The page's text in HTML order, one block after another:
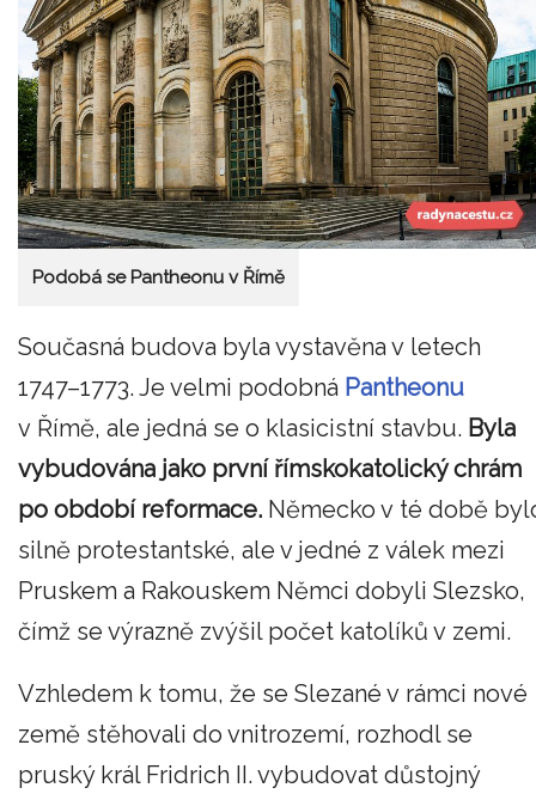
Podobá se Pantheonu v Římě
Současná budova byla vystavěna v letech
1747–1773. Je velmi podobná Pantheonu
v Římě, ale jedná se o klasicistní stavbu. Byla
vybudována jako první římskokatolický chrám
po období reformace. Německo v té době
silně protestantské, ale v jedné z válek mezi
Pruskem a Rakouskem Němci dobyli Slezsko,
čímž se výrazně zvýšil počet katolíků v zemi.
Vzhledem k tomu, že se Slezané v rámci nové
země stěhovali do vnitrozemí, rozhodl se
pruský král Fridrich II. vybudovat důstojný